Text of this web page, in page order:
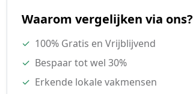
Waarom vergelijken via ons?
✓ 100% Gratis en Vrijblijvend
✓ Bespaar tot wel 30%
✓ Erkende lokale vakmensen